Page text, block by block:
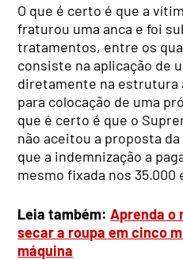
O que é certo é que a
fraturou uma anca e foi
tratamentos, entre os
consiste na aplicação de
diretamente na estrutura
para colocação de uma
que é certo é que o
não aceitou a proposta
que a indemnização a
mesmo fixada nos 35.000
Leia também:Aprenda o
secar a roupa em cinco
máquina